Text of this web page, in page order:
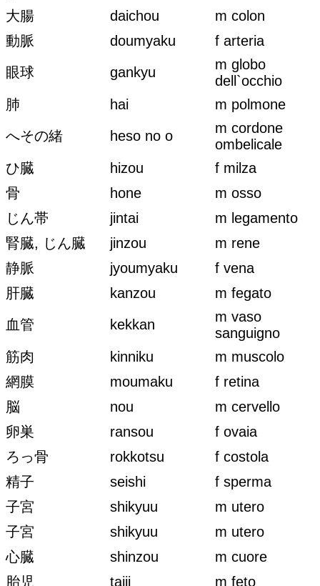
大腸
daichou
m colon
動脈
doumyaku
f arteria
眼球
gankyu
m globo
dell`occhio
肺
hai
m polmone
へその緒
heso no o
m cordone
ombelicale
ひ臓
hizou
f milza
骨
hone
m osso
じん帯
jintai
m legamento
腎臓, じん臓
jinzou
m rene
静脈
jyoumyaku
f vena
肝臓
kanzou
m fegato
血管
kekkan
m vaso
sanguigno
筋肉
kinniku
m muscolo
網膜
moumaku
f retina
脳
nou
m cervello
卵巣
ransou
f ovaia
ろっ骨
rokkotsu
f costola
精子
seishi
f sperma
子宮
shikyuu
m utero
子宮
shikyuu
m utero
心臓
shinzou
m cuore
胎児
taiji m feto